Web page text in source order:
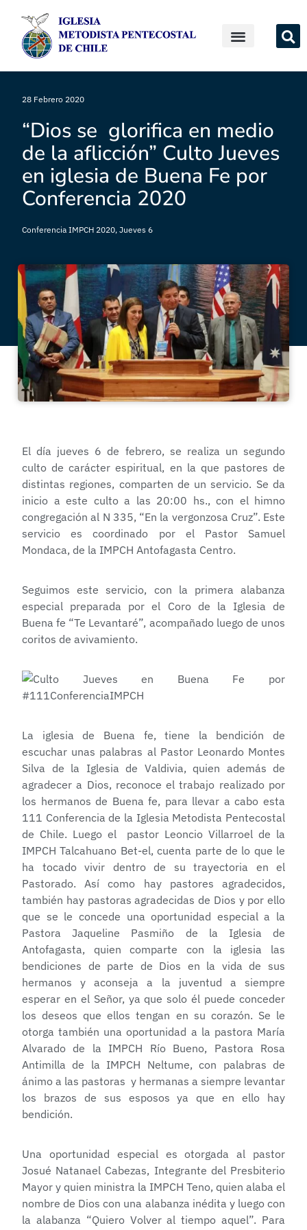
28 Febrero 2020
“Dios se glorifica en medio
de la aflicción” Culto Jueves
en iglesia de Buena Fe por
Conferencia 2020
Conferencia IMPCH 2020, Jueves 6
El día jueves 6 de febrero, se realiza un segundo
culto de carácter espiritual, en la que pastores de
distintas regiones, comparten de un servicio. Se da
inicio a este culto a las 20:00 hs., con el himno
congregación al N 335, “En la vergonzosa Cruz”. Este
servicio es coordinado por el Pastor Samuel
Mondaca, de la IMPCH Antofagasta Centro.
Seguimos este servicio, con la primera alabanza
especial preparada por el Coro de la Iglesia de
Buena fe “Te Levantaré”, acompañado luego de unos
coritos de avivamiento.
La iglesia de Buena fe, tiene la bendición de
escuchar unas palabras al Pastor Leonardo Montes
Silva de la Iglesia de Valdivia, quien además de
agradecer a Dios, reconoce el trabajo realizado por
los hermanos de Buena fe, para llevar a cabo esta
111 Conferencia de la Iglesia Metodista Pentecostal
de Chile. Luego el pastor Leoncio Villarroel de la
IMPCH Talcahuano Bet-el, cuenta parte de lo que le
ha tocado vivir dentro de su trayectoria en el
Pastorado. Así como hay pastores agradecidos,
también hay pastoras agradecidas de Dios y por ello
que se le concede una oportunidad especial a la
Pastora Jaqueline Pasmiño de la Iglesia de
Antofagasta, quien comparte con la iglesia las
bendiciones de parte de Dios en la vida de sus
hermanos y aconseja a la juventud a siempre
esperar en el Señor, ya que solo él puede conceder
los deseos que ellos tengan en su corazón. Se le
otorga también una oportunidad a la pastora María
Alvarado de la IMPCH Río Bueno, Pastora Rosa
Antimilla de la IMPCH Neltume, con palabras de
ánimo a las pastoras y hermanas a siempre levantar
los brazos de sus esposos ya que en ello hay
bendición.
Una oportunidad especial es otorgada al pastor
Josué Natanael Cabezas, Integrante del Presbiterio
Mayor y quien ministra la IMPCH Teno, quien alaba el
nombre de Dios con una alabanza inédita y luego con
la alabanza “Quiero Volver al tiempo aquel”. Para